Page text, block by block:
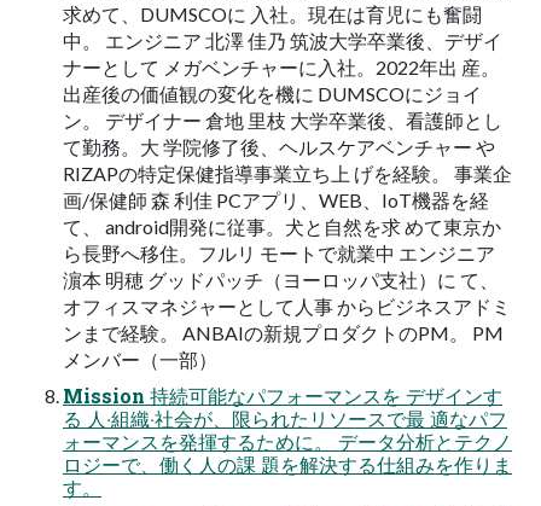
求めて、DUMSCOに ⼊社。現在は育児にも奮闘
中。 エンジニア 北澤 佳乃 筑波⼤学卒業後、デザイ
ナーとして メガベンチャーに⼊社。2022年出 産。
出産後の価値観の変化を機に DUMSCOにジョイ
ン。 デザイナー 倉地 ⾥枝 ⼤学卒業後、看護師とし
て勤務。⼤ 学院修了後、ヘルスケアベンチャー や
RIZAPの特定保健指導事業⽴ち上 げを経験。 事業企
画/保健師 森 利佳 PCアプリ、WEB、IoT機器を経
て、 android開発に従事。⽝と⾃然を求 めて東京か
ら⻑野へ移住。フルリ モートで就業中 エンジニア
濵本 明穂 グッドパッチ（ヨーロッパ⽀社）に て、
オフィスマネジャーとして⼈事 からビジネスアドミ
ンまで経験。 ANBAIの新規プロダクトのPM。 PM
メンバー（⼀部）
Mission 持続可能なパフォーマンスを デザインす
る ⼈‧組織‧社会が、限られたリソースで最 適なパフ
ォーマンスを発揮するために。 データ分析とテクノ
ロジーで、働く⼈の課 題を解決する仕組みを作りま
す。